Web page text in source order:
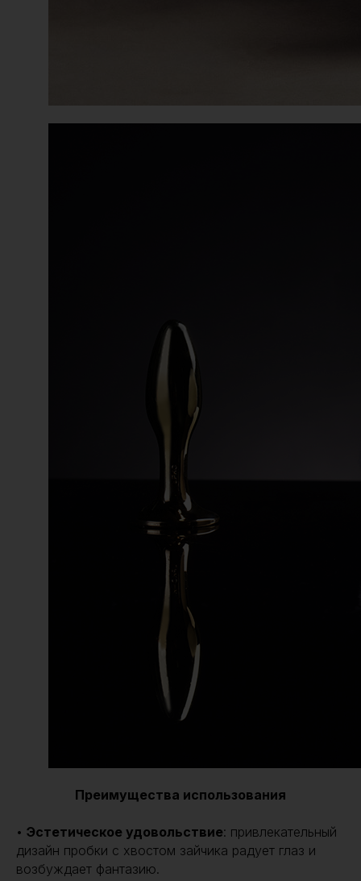
Преимущества использования
• Эстетическое удовольствие: привлекательный
дизайн пробки с хвостом зайчика радует глаз и
возбуждает фантазию.